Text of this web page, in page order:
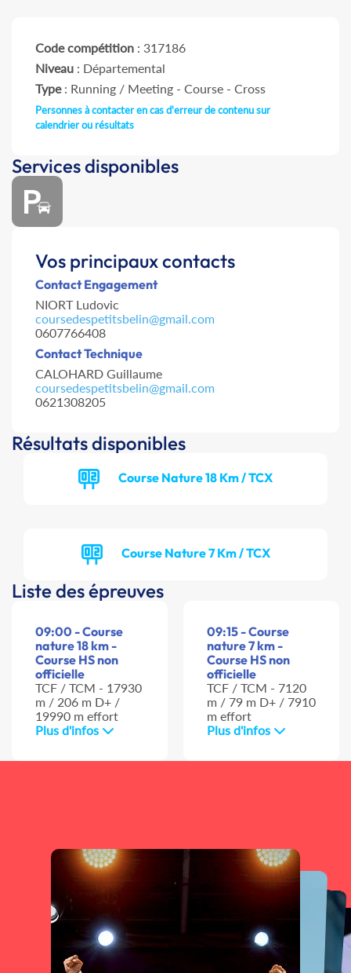
Code compétition : 317186
Niveau : Départemental
Type: Running / Meeting - Course - Cross
Personnes à contacter en cas d'erreur de contenu sur
calendrier ou résultats
Services disponibles
Vos principaux contacts
Contact Engagement
NIORT Ludovic
coursedespetitsbelin@gmail.com
0607766408
Contact Technique
CALOHARD Guillaume
coursedespetitsbelin@gmail.com
0621308205
Résultats disponibles
Course Nature 18 Km / TCX
Course Nature 7 Km / TCX
Liste des épreuves
09:00 - Course
nature 18 km -
Course HS non
officielle
TCF / TCM - 17930
m / 206 m D+ /
19990 m effort
Plus d'infos
09:15 - Course
nature 7 km -
Course HS non
officielle
TCF / TCM - 7120
m / 79 m D+ / 7910
m effort
Plus d'infos